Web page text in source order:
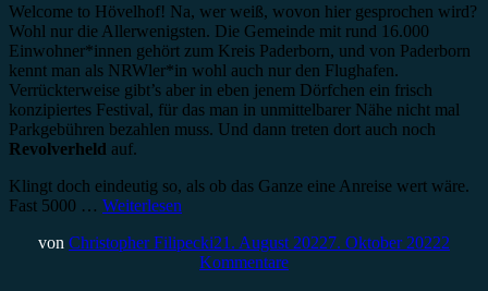
Welcome to Hövelhof! Na, wer weiß, wovon hier gesprochen wird?
Wohl nur die Allerwenigsten. Die Gemeinde mit rund 16.000
Einwohner*innen gehört zum Kreis Paderborn, und von Paderborn
kennt man als NRWler*in wohl auch nur den Flughafen.
Verrückterweise gibt’s aber in eben jenem Dörfchen ein frisch
konzipiertes Festival, für das man in unmittelbarer Nähe nicht mal
Parkgebühren bezahlen muss. Und dann treten dort auch noch
Revolverheld auf.
Klingt doch eindeutig so, als ob das Ganze eine Anreise wert wäre.
Fast 5000 … Weiterlesen
von Christopher Filipecki21. August 20227. Oktober 20222
Kommentare